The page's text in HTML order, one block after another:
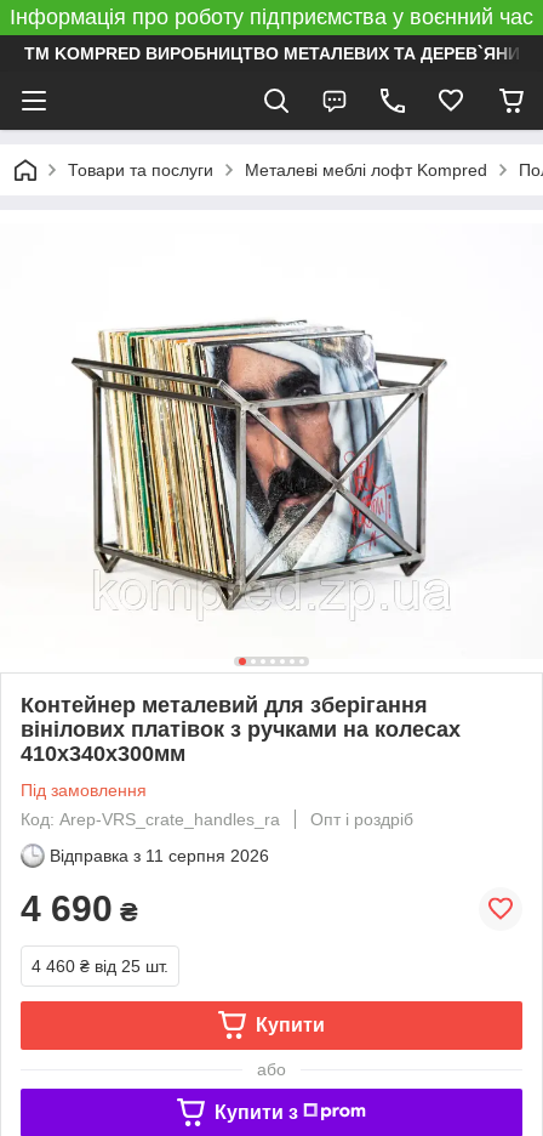
Інформація про роботу підприємства у воєнний час
ТМ KOMPRED ВИРОБНИЦТВО МЕТАЛЕВИХ ТА ДЕРЕВ`ЯНИХ
Товари та послуги Металеві меблі лофт Kompred
Контейнер металевий для зберігання
вінілових платівок з ручками на колесах
410х340х300мм
Під замовлення
Код: Arep-VRS_crate_handles_ra
Опт і роздріб
Відправка з 11 серпня 2026
4 690 ₴
4 460 ₴ від 25 шт.
Купити
або
Купити з